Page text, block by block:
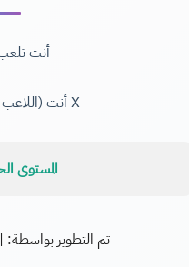
أنت
X أنت (اللاعب 1) ضد O (الكمبيوتر)
المستوى
تم التطوير بواسطة: |